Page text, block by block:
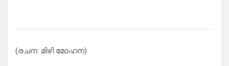
(രചന: മിഴി മോഹന)